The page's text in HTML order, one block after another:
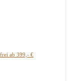
ab 399,- €